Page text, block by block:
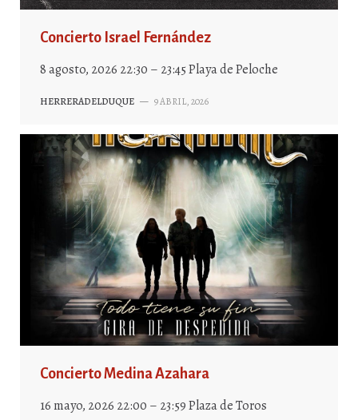
Concierto Israel Fernández
8 agosto, 2026 22:30 – 23:45 Playa de Peloche
HERRERADELDUQUE — 9 ABRIL, 2026
Concierto Medina Azahara
16 mayo, 2026 22:00 – 23:59 Plaza de Toros